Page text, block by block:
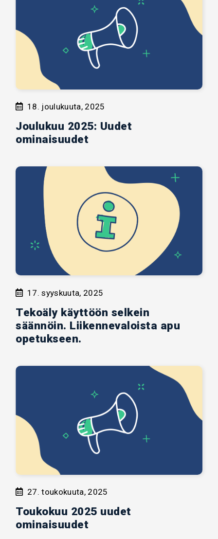
18. joulukuuta, 2025
Joulukuu 2025: Uudet
ominaisuudet
17. syyskuuta, 2025
Tekoäly käyttöön selkein
säännöin. Liikennevaloista apu
opetukseen.
27. toukokuuta, 2025
Toukokuu 2025 uudet
ominaisuudet